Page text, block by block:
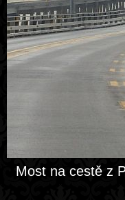
Most na cestě z